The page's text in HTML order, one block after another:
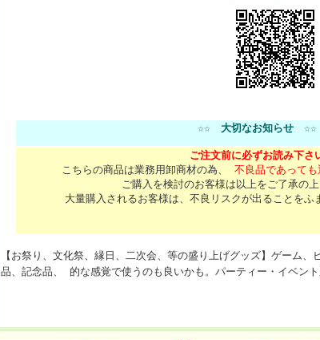
☆☆ 大切なお知らせ☆☆
ご注文前に必ずお読み下さ
こちらの商品は業務用卸商材の為、
不良品であっても
ご購入を検討のお客様は以上をご了承の上
大量購入されるお客様は、不良リスクが出ることをふ
【お祭り、文化祭、縁日、二次会、等の盛り上げグッズ】ゲーム
品、記念品、 的な感覚で使うのも良いかも。パーティー・イベント